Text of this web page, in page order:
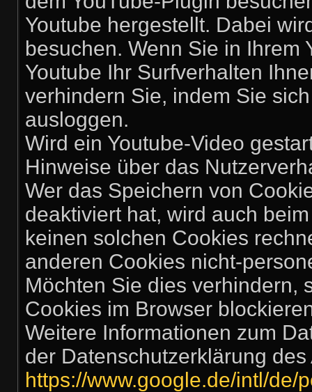
Youtube hergestellt. Dabei
besuchen. Wenn Sie in Ihrem
Youtube Ihr Surfverhalten
verhindern Sie, indem Sie
ausloggen.
Wird ein Youtube-Video
Hinweise über das
Wer das Speichern von
deaktiviert hat, wird auch
keinen solchen Cookies
anderen Cookies nicht-
Möchten Sie dies verhindern,
Cookies im Browser
Weitere Informationen zum
der Datenschutzerklärung
https://www.google.de/intl/de/